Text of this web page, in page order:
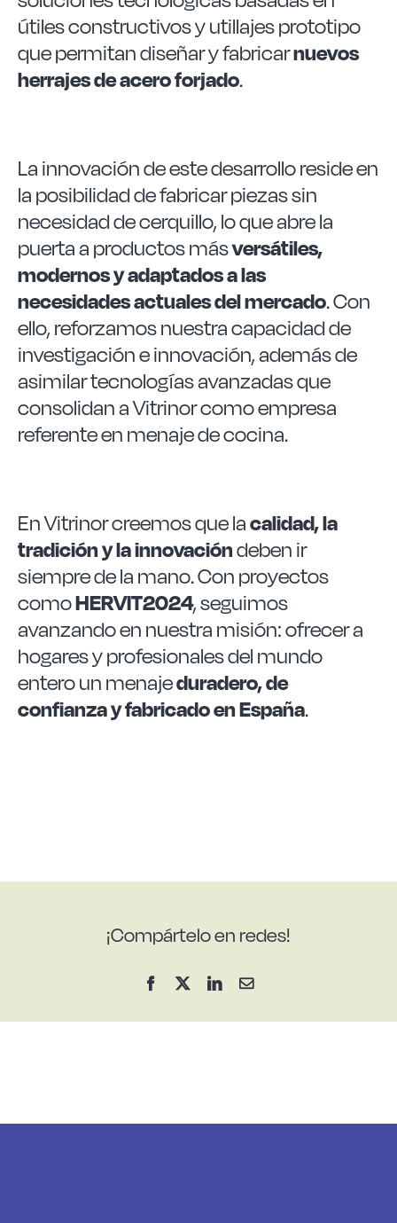
útiles constructivos y utillajes prototipo
que permitan diseñar y fabricarnuevos
herrajes de acero forjado.
La innovación de este desarrollo reside en
la posibilidad de fabricar piezas sin
necesidad de cerquillo, lo que abre la
puerta a productos másversátiles,
modernos y adaptados a las
necesidades actuales del mercado. Con
ello, reforzamos nuestra capacidad de
investigación e innovación, además de
asimilar tecnologías avanzadas que
consolidan a Vitrinor como empresa
referente en menaje de cocina.
En Vitrinor creemos que lacalidad, la
tradición y la innovacióndeben ir
siempre de la mano. Con proyectos
comoHERVIT2024, seguimos
avanzando en nuestra misión: ofrecer a
hogares y profesionales del mundo
entero un menajeduradero, de
confianza y fabricado en España.
¡Compártelo en redes!
Facebook
X LinkedInCorreo